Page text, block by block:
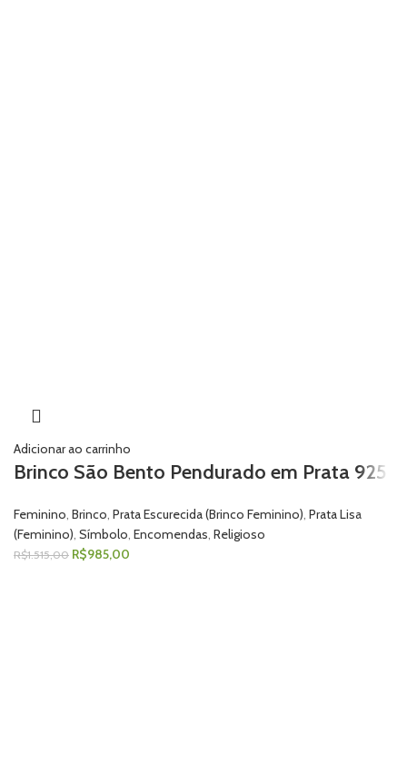
Adicionar ao carrinho
Brinco São Bento Pendurado em Prata 925
Feminino, Brinco, Prata Escurecida (Brinco Feminino), Prata Lisa
(Feminino), Símbolo, Encomendas, Religioso
R$1.515,00 R$985,00